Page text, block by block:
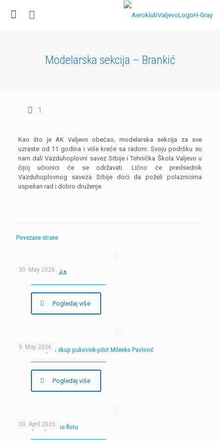
Modelarska sekcija – Brankić
1
Kao što je AK Valjevo obećao, modelarska sekcija za sve
uzraste od 11 godina i više kreće sa radom. Svoju podršku su
nam dali Vazduhoplovni savez Srbije i Tehnička Škola Valjevo u
čijoj učionici će se održavati. Lično će predsednik
Vazduhoplovnog saveza Srbije doći da poželi polaznicima
uspešan rad i dobro druženje.
Povezane strane
30. May 2026.
9. SKUP MODELARA
Pogledaj više
9. May 2026.
Peti memorijalni skup pukovnik-pilot Milenko Pavlović
Pogledaj više
30. April 2026.
AK Valjevo proširio flotu